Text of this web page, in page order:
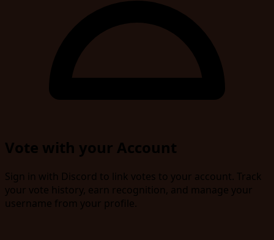
Vote with your Account
Sign in with Discord to link votes to your account. Track
your vote history, earn recognition, and manage your
username from your profile.